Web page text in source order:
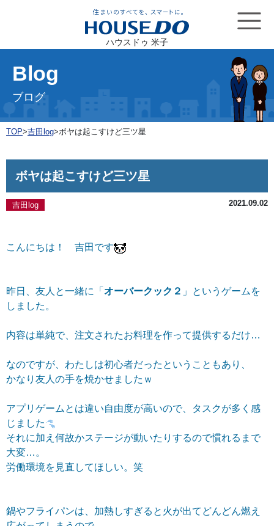
ハウスドゥ 米子
Blog
ブログ
TOP>吉田log>ボヤは起こすけど三ツ星
ボヤは起こすけど三ツ星
吉田log 2021.09.02
こんにちは！ 吉田です
昨日、友人と一緒に「 オーバークック２ 」というゲームを
しました。
内容は単純で、注文されたお料理を作って提供するだけ…
なのですが、わたしは初心者だったということもあり、
かなり友人の手を焼かせましたｗ
アプリゲームとは違い自由度が高いので、タスクが多く感
じました
それに加え何故かステージが動いたりするので慣れるまで
大変…。
労働環境を見直してほしい。笑
鍋やフライパンは、加熱しすぎると火が出て どんどん燃え